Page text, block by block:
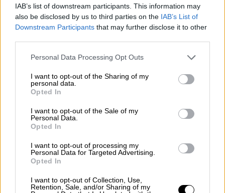
IAB’s list of downstream participants. This information may
also be disclosed by us to third parties on the IAB’s List of
Downstream Participants that may further disclose it to other
Personal Data Processing Opt Outs
I want to opt-out of the Sharing of my
personal data.
Opted In
I want to opt-out of the Sale of my
Personal Data.
Opted In
I want to opt-out of processing my
Personal Data for Targeted Advertising.
Opted In
I want to opt-out of Collection, Use,
Retention, Sale, and/or Sharing of my
Massa haya llegado al techo de lo
que puede recolectar"